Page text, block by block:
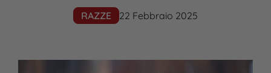
RAZZE 22 Febbraio 2025